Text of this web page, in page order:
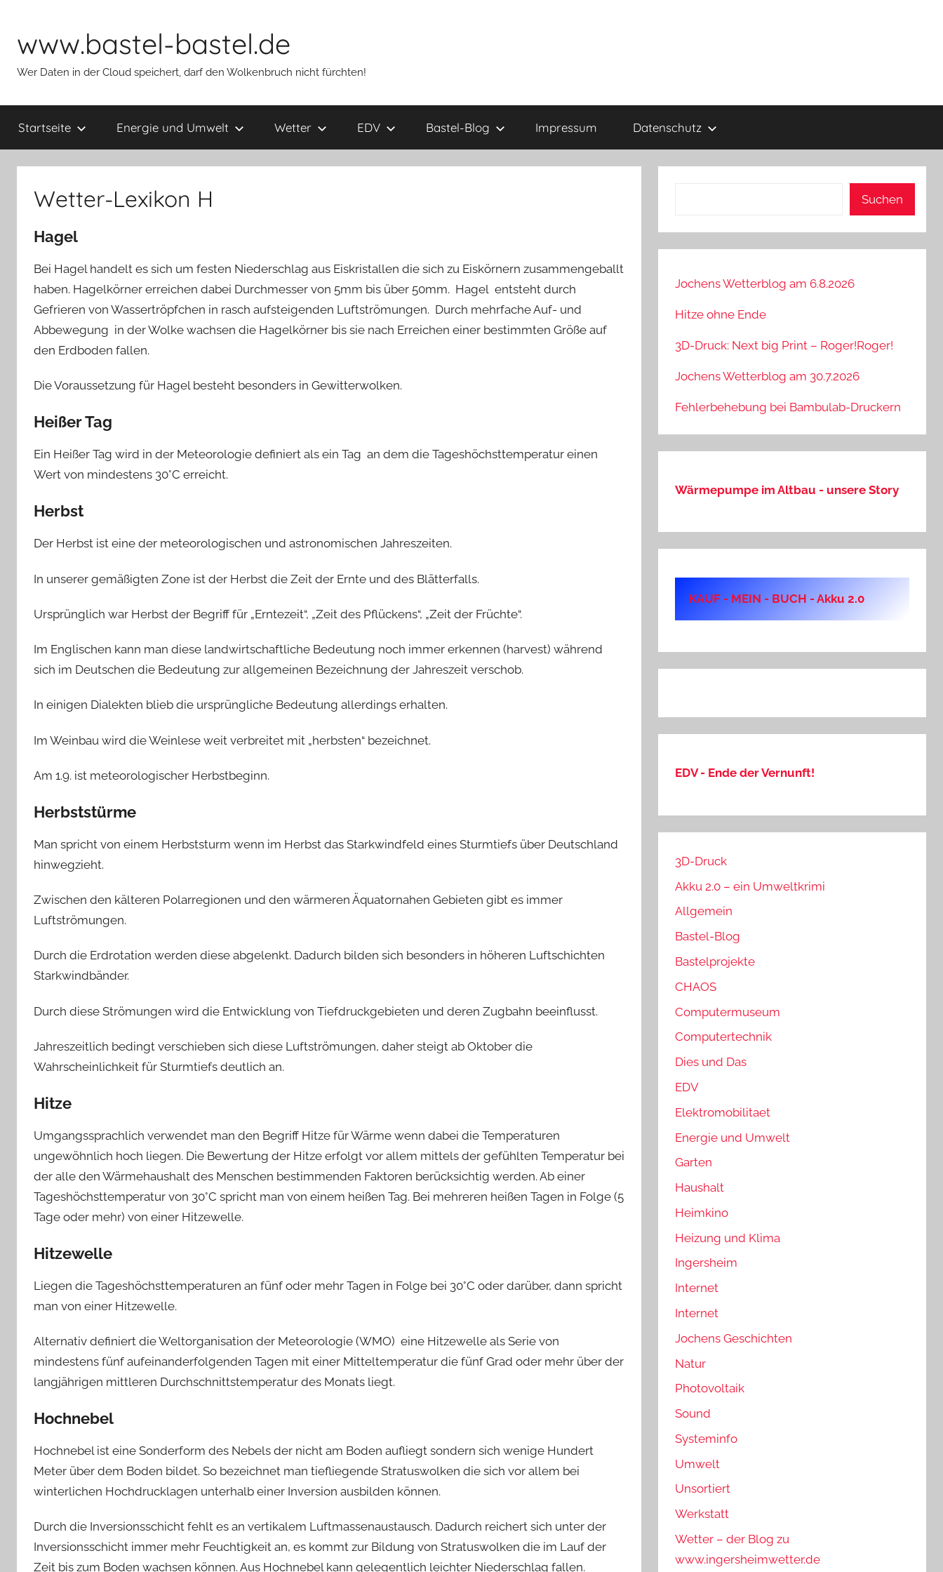
springen
www.bastel-bastel.de
Wer Daten in der Cloud speichert, darf den Wolkenbruch nicht fürchten!
Startseite Energie und Umwelt Wetter EDV Bastel-Blog Impressum Datenschutz
Wetter-Lexikon H
Hagel
Bei Hagel handelt es sich um festen Niederschlag aus Eiskristallen die sich zu Eiskörnern zusammengeballt
haben. Hagelkörner erreichen dabei Durchmesser von 5mm bis über 50mm. Hagel entsteht durch
Gefrieren von Wassertröpfchen in rasch aufsteigenden Luftströmungen. Durch mehrfache Auf- und
Abbewegung in der Wolke wachsen die Hagelkörner bis sie nach Erreichen einer bestimmten Größe auf
den Erdboden fallen.
Die Voraussetzung für Hagel besteht besonders in Gewitterwolken.
Heißer Tag
Ein Heißer Tag wird in der Meteorologie definiert als ein Tag an dem die Tageshöchsttemperatur einen
Wert von mindestens 30°C erreicht.
Herbst
Der Herbst ist eine der meteorologischen und astronomischen Jahreszeiten.
In unserer gemäßigten Zone ist der Herbst die Zeit der Ernte und des Blätterfalls.
Ursprünglich war Herbst der Begriff für „Erntezeit“, „Zeit des Pflückens“, „Zeit der Früchte“.
Im Englischen kann man diese landwirtschaftliche Bedeutung noch immer erkennen (harvest) während
sich im Deutschen die Bedeutung zur allgemeinen Bezeichnung der Jahreszeit verschob.
In einigen Dialekten blieb die ursprüngliche Bedeutung allerdings erhalten.
Im Weinbau wird die Weinlese weit verbreitet mit „herbsten“ bezeichnet.
Am 1.9. ist meteorologischer Herbstbeginn.
Herbststürme
Man spricht von einem Herbststurm wenn im Herbst das Starkwindfeld eines Sturmtiefs über Deutschland
hinwegzieht.
Zwischen den kälteren Polarregionen und den wärmeren Äquatornahen Gebieten gibt es immer
Luftströmungen.
Durch die Erdrotation werden diese abgelenkt. Dadurch bilden sich besonders in höheren Luftschichten
Starkwindbänder.
Durch diese Strömungen wird die Entwicklung von Tiefdruckgebieten und deren Zugbahn beeinflusst.
Jahreszeitlich bedingt verschieben sich diese Luftströmungen, daher steigt ab Oktober die
Wahrscheinlichkeit für Sturmtiefs deutlich an.
Hitze
Umgangssprachlich verwendet man den Begriff Hitze für Wärme wenn dabei die Temperaturen
ungewöhnlich hoch liegen. Die Bewertung der Hitze erfolgt vor allem mittels der gefühlten Temperatur bei
der alle den Wärmehaushalt des Menschen bestimmenden Faktoren berücksichtig werden. Ab einer
Tageshöchsttemperatur von 30°C spricht man von einem heißen Tag. Bei mehreren heißen Tagen in Folge (5
Tage oder mehr) von einer Hitzewelle.
Hitzewelle
Liegen die Tageshöchsttemperaturen an fünf oder mehr Tagen in Folge bei 30°C oder darüber, dann spricht
man von einer Hitzewelle.
Alternativ definiert die Weltorganisation der Meteorologie (WMO) eine Hitzewelle als Serie von
mindestens fünf aufeinanderfolgenden Tagen mit einer Mitteltemperatur die fünf Grad oder mehr über der
langjährigen mittleren Durchschnittstemperatur des Monats liegt.
Hochnebel
Hochnebel ist eine Sonderform des Nebels der nicht am Boden aufliegt sondern sich wenige Hundert
Meter über dem Boden bildet. So bezeichnet man tiefliegende Stratuswolken die sich vor allem bei
winterlichen Hochdrucklagen unterhalb einer Inversion ausbilden können.
Durch die Inversionsschicht fehlt es an vertikalem Luftmassenaustausch. Dadurch reichert sich unter der
Inversionsschicht immer mehr Feuchtigkeit an, es kommt zur Bildung von Stratuswolken die im Lauf der
Zeit bis zum Boden wachsen können. Aus Hochnebel kann gelegentlich leichter Niederschlag fallen.
Suchen
Jochens Wetterblog am 6.8.2026
Hitze ohne Ende
3D-Druck: Next big Print – Roger!Roger!
Jochens Wetterblog am 30.7.2026
Fehlerbehebung bei Bambulab-Druckern
Wärmepumpe im Altbau - unsere Story
KAUF - MEIN - BUCH - Akku 2.0
EDV - Ende der Vernunft!
3D-Druck
Akku 2.0 – ein Umweltkrimi
Allgemein
Bastel-Blog
Bastelprojekte
CHAOS
Computermuseum
Computertechnik
Dies und Das
EDV
Elektromobilitaet
Energie und Umwelt
Garten
Haushalt
Heimkino
Heizung und Klima
Ingersheim
Internet
Internet
Jochens Geschichten
Natur
Photovoltaik
Sound
Systeminfo
Umwelt
Unsortiert
Werkstatt
Wetter – der Blog zu
www.ingersheimwetter.de